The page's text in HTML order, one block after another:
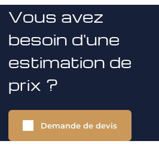
Vous avez
besoin d'une
estimation de
prix ?
Demande de devis